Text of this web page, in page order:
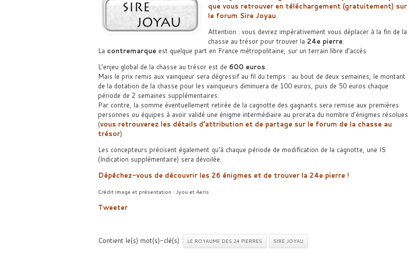
que vous retrouver en téléchargement (gratuitement) sur
le forum Sire Joyau.
Attention : vous devrez impérativement vous déplacer à la fin de la
chasse au trésor pour trouver la 24e pierre.
La contremarque est quelque part en France métropolitaine, sur un terrain libre d’accès
L’enjeu global de la chasse au trésor est de 600 euros.
Mais le prix remis aux vainqueur sera dégressif au fil du temps : au bout de deux semaines, le montant
de la dotation de la chasse pour les vainqueurs diminuera de 100 euros, puis de 50 euros chaque
période de 2 semaines supplémentaires.
Par contre, la somme éventuellement retirée de la cagnotte des gagnants sera remise aux premières
personnes ou équipes à avoir validé une énigme intermédiaire au prorata du nombre d’énigmes résolues
(vous retrouverez les détails d’attribution et de partage sur le forum de la chasse au
trésor).
Les concepteurs précisent également qu’à chaque période de modification de la cagnotte, une IS
(Indication supplémentaire) sera dévoilée.
Dépêchez-vous de découvrir les 26 énigmes et de trouver la 24e pierre !
Crédit image et présentation : Jyou et Aeris
Tweeter
Contient le(s) mot(s)-clé(s) : LE ROYAUME DES 24 PIERRES SIRE JOYAU